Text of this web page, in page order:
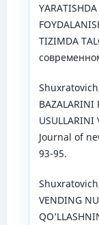
TIZIMDA
BAZALARINI
USULLARINI
Journal of
93-95.
VENDING